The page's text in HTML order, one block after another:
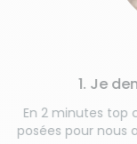
En 2 minutes top
posées pour nous
1. Je